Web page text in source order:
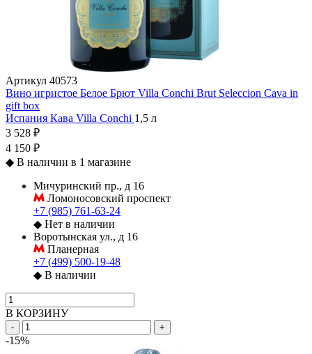
Артикул 40573
Вино игристое Белое Брют Villa Conchi Brut Seleccion Cava in
gift box
Испания Кава Villa Conchi 1,5 л
3 528 ₽
4 150 ₽
◆ В наличии в 1 магазине
Мичуринский пр., д 16
Ломоносовский проспект
+7 (985) 761-63-24
◆ Нет в наличии
Воротынская ул., д 16
Планерная
+7 (499) 500-19-48
◆ В наличии
В КОРЗИНУ
- +
-15%